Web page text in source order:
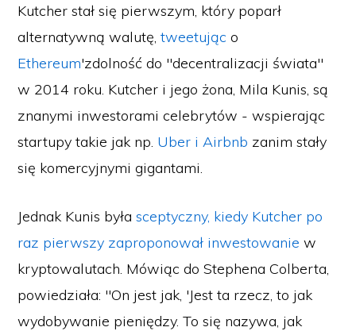
Kutcher stał się pierwszym, który poparł
alternatywną walutę,tweetując o
Ethereum'zdolność do "decentralizacji świata"
w 2014 roku. Kutcher i jego żona, Mila Kunis, są
znanymi inwestorami celebrytów - wspierając
startupy takie jak np. Uber i Airbnb zanim stały
się komercyjnymi gigantami.
Jednak Kunis byłasceptyczny, kiedy Kutcher po
raz pierwszy zaproponował inwestowanie w
kryptowalutach. Mówiąc do Stephena Colberta,
powiedziała: "On jest jak, 'Jest ta rzecz, to jak
wydobywanie pieniędzy. To się nazywa, jak